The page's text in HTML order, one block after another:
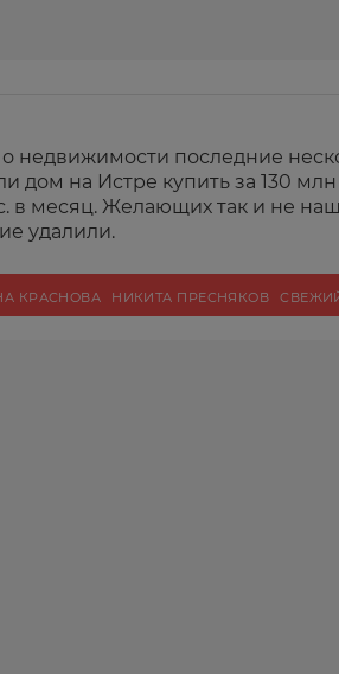
о недвижимости последние
дом на Истре купить за 130
в месяц. Желающих так и не
удалили.
КРАСНОВА НИКИТА ПРЕСНЯКОВ